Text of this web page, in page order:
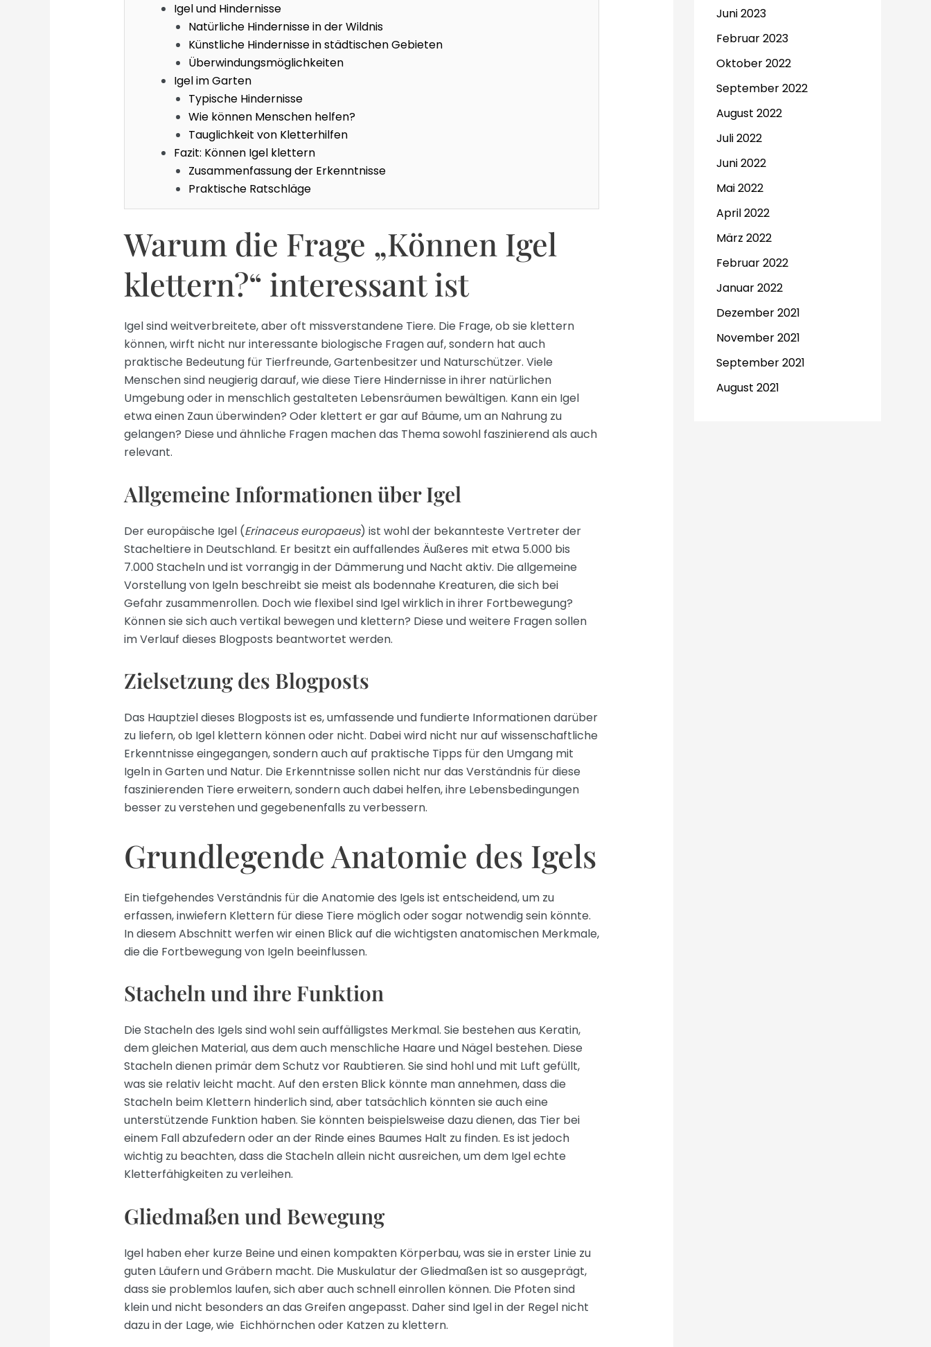
Igel und Hindernisse
Natürliche Hindernisse in der Wildnis
Künstliche Hindernisse in städtischen Gebieten
Überwindungsmöglichkeiten
Igel im Garten
Typische Hindernisse
Wie können Menschen helfen?
Tauglichkeit von Kletterhilfen
Fazit: Können Igel klettern
Zusammenfassung der Erkenntnisse
Praktische Ratschläge
Warum die Frage „Können Igel
klettern?“ interessant ist
Igel sind weitverbreitete, aber oft missverstandene Tiere. Die Frage, ob sie klettern
können, wirft nicht nur interessante biologische Fragen auf, sondern hat auch
praktische Bedeutung für Tierfreunde, Gartenbesitzer und Naturschützer. Viele
Menschen sind neugierig darauf, wie diese Tiere Hindernisse in ihrer natürlichen
Umgebung oder in menschlich gestalteten Lebensräumen bewältigen. Kann ein Igel
etwa einen Zaun überwinden? Oder klettert er gar auf Bäume, um an Nahrung zu
gelangen? Diese und ähnliche Fragen machen das Thema sowohl faszinierend als auch
relevant.
Allgemeine Informationen über Igel
Der europäische Igel (Erinaceus europaeus) ist wohl der bekannteste Vertreter der
Stacheltiere in Deutschland. Er besitzt ein auffallendes Äußeres mit etwa 5.000 bis
7.000 Stacheln und ist vorrangig in der Dämmerung und Nacht aktiv. Die allgemeine
Vorstellung von Igeln beschreibt sie meist als bodennahe Kreaturen, die sich bei
Gefahr zusammenrollen. Doch wie flexibel sind Igel wirklich in ihrer Fortbewegung?
Können sie sich auch vertikal bewegen und klettern? Diese und weitere Fragen sollen
im Verlauf dieses Blogposts beantwortet werden.
Zielsetzung des Blogposts
Das Hauptziel dieses Blogposts ist es, umfassende und fundierte Informationen darüber
zu liefern, ob Igel klettern können oder nicht. Dabei wird nicht nur auf wissenschaftliche
Erkenntnisse eingegangen, sondern auch auf praktische Tipps für den Umgang mit
Igeln in Garten und Natur. Die Erkenntnisse sollen nicht nur das Verständnis für diese
faszinierenden Tiere erweitern, sondern auch dabei helfen, ihre Lebensbedingungen
besser zu verstehen und gegebenenfalls zu verbessern.
Grundlegende Anatomie des Igels
Ein tiefgehendes Verständnis für die Anatomie des Igels ist entscheidend, um zu
erfassen, inwiefern Klettern für diese Tiere möglich oder sogar notwendig sein könnte.
In diesem Abschnitt werfen wir einen Blick auf die wichtigsten anatomischen Merkmale,
die die Fortbewegung von Igeln beeinflussen.
Stacheln und ihre Funktion
Die Stacheln des Igels sind wohl sein auffälligstes Merkmal. Sie bestehen aus Keratin,
dem gleichen Material, aus dem auch menschliche Haare und Nägel bestehen. Diese
Stacheln dienen primär dem Schutz vor Raubtieren. Sie sind hohl und mit Luft gefüllt,
was sie relativ leicht macht. Auf den ersten Blick könnte man annehmen, dass die
Stacheln beim Klettern hinderlich sind, aber tatsächlich könnten sie auch eine
unterstützende Funktion haben. Sie könnten beispielsweise dazu dienen, das Tier bei
einem Fall abzufedern oder an der Rinde eines Baumes Halt zu finden. Es ist jedoch
wichtig zu beachten, dass die Stacheln allein nicht ausreichen, um dem Igel echte
Kletterfähigkeiten zu verleihen.
Gliedmaßen und Bewegung
Igel haben eher kurze Beine und einen kompakten Körperbau, was sie in erster Linie zu
guten Läufern und Gräbern macht. Die Muskulatur der Gliedmaßen ist so ausgeprägt,
dass sie problemlos laufen, sich aber auch schnell einrollen können. Die Pfoten sind
klein und nicht besonders an das Greifen angepasst. Daher sind Igel in der Regel nicht
dazu in der Lage, wie Eichhörnchen oder Katzen zu klettern.
Juni 2023
Februar 2023
Oktober 2022
September 2022
August 2022
Juli 2022
Juni 2022
Mai 2022
April 2022
März 2022
Februar 2022
Januar 2022
Dezember 2021
November 2021
September 2021
August 2021